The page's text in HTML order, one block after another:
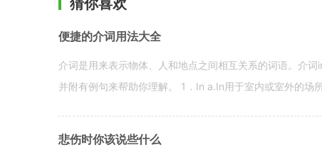
猜你喜欢
便捷的介词用法大全
介词是用来表示物体、人和地点之间相互关系的词语。介
并附有例句来帮助你理解。 1．In a.In用于室内或室外的场
悲伤时你该说些什么